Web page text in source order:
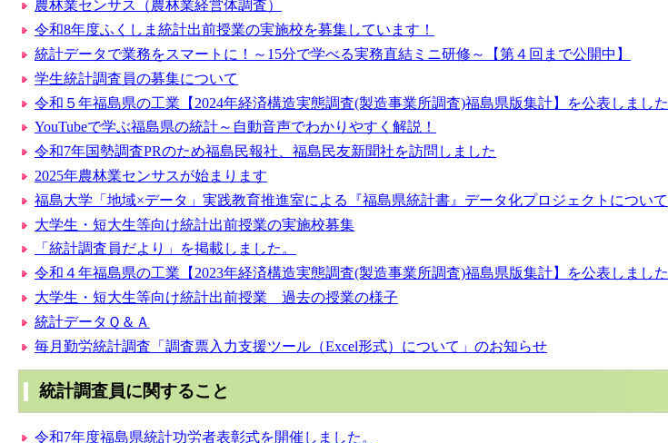
農林業センサス（農林業経営体調査）
令和8年度ふくしま統計出前授業の実施校を募集しています！
統計データで業務をスマートに！～15分で学べる実務直結ミニ研修～【第４回まで公開中】
学生統計調査員の募集について
令和５年福島県の工業【2024年経済構造実態調査(製造事業所調査)福島県版集計】を公表しました
YouTubeで学ぶ福島県の統計～自動音声でわかりやすく解説！
令和7年国勢調査PRのため福島民報社、福島民友新聞社を訪問しました
2025年農林業センサスが始まります
福島大学「地域×データ」実践教育推進室による『福島県統計書』データ化プロジェクトについて
大学生・短大生等向け統計出前授業の実施校募集
「統計調査員だより」を掲載しました。
令和４年福島県の工業【2023年経済構造実態調査(製造事業所調査)福島県版集計】を公表しました
大学生・短大生等向け統計出前授業 過去の授業の様子
統計データＱ＆Ａ
毎月勤労統計調査「調査票入力支援ツール（Excel形式）について」のお知らせ
統計調査員に関すること
令和7年度福島県統計功労者表彰式を開催しました。